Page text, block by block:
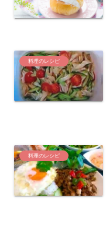
料理のレシピ
料理のレシピ